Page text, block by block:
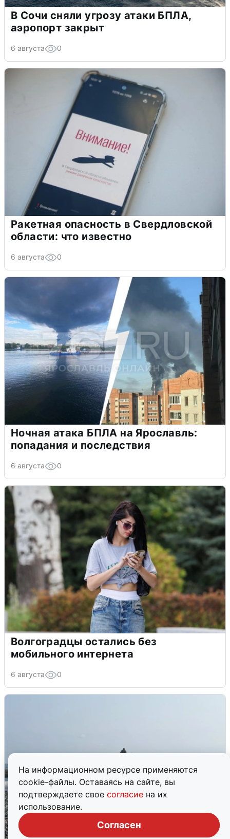
На информационном ресурсе применяются
cookie-файлы. Оставаясь на сайте, вы
подтверждаете свое согласие на их
использование.
Согласен
В Сочи сняли угрозу атаки БПЛА,
аэропорт закрыт
6 августа 0
Ракетная опасность в Свердловской
области: что известно
6 августа 0
Ночная атака БПЛА на Ярославль:
попадания и последствия
6 августа 0
Волгоградцы остались без
мобильного интернета
6 августа 0